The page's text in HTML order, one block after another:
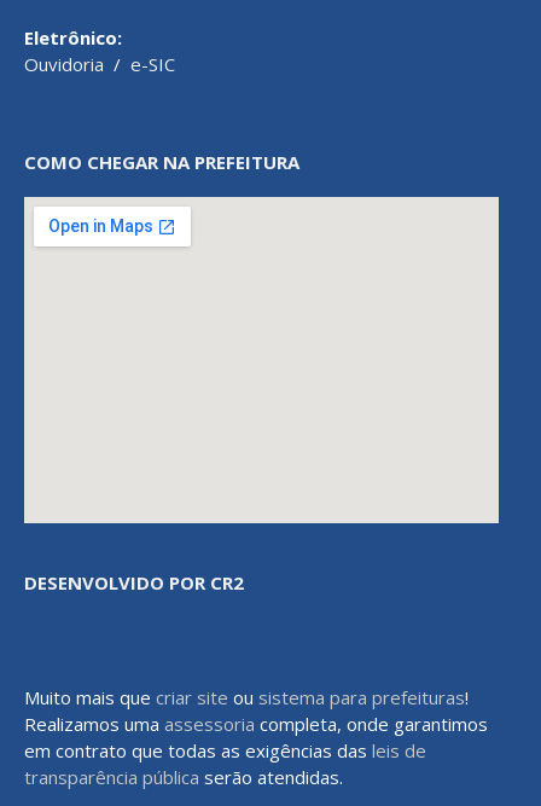
Eletrônico:
Ouvidoria / e-SIC
COMO CHEGAR NA PREFEITURA
DESENVOLVIDO POR CR2
Muito mais que criar site ou sistema para prefeituras!
Realizamos uma assessoria completa, onde garantimos
em contrato que todas as exigências das leis de
transparência pública serão atendidas.